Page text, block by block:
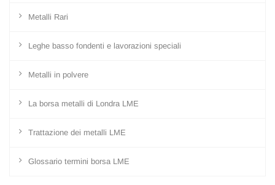
Metalli Rari
Leghe basso fondenti e lavorazioni speciali
Metalli in polvere
La borsa metalli di Londra LME
Trattazione dei metalli LME
Glossario termini borsa LME